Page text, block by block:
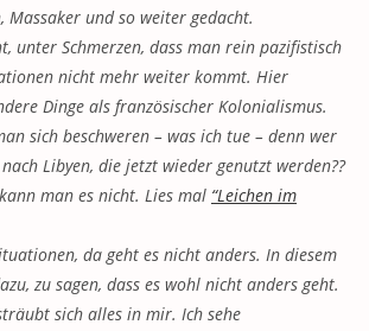
Massaker und so weiter gedacht.
unter Schmerzen, dass man rein pazifistisch
nicht mehr weiter kommt. Hier
Dinge als französischer Kolonialismus.
sich beschweren – was ich tue – denn wer
Libyen, die jetzt wieder genutzt werden??
man es nicht. Lies mal “Leichen im
da geht es nicht anders. In diesem
zu sagen, dass es wohl nicht anders geht.
sich alles in mir. Ich sehe